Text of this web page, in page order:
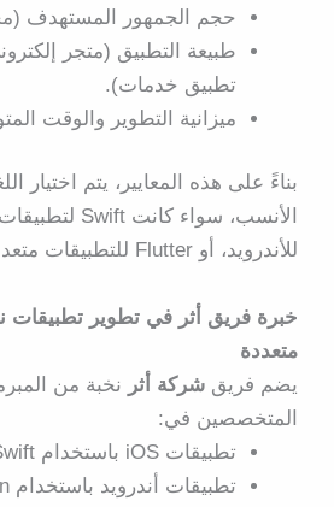
حجم الجمهور المستهدف
طبيعة التطبيق (متجر
تطبيق خدمات).
ميزانية التطوير والوقت
بناءً على هذه المعايير، يتم اختيار
للأندرويد، أو Flutter للتطبيقات متعددة المنصات.
خبرة فريق أثر في تطوير تطبيقات
متعددة
يضم فريق شركة أثر نخبة من
المتخصصين في:
تطبيقات iOS باستخدام Swift وObjective-C
تطبيقات أندرويد باستخدام Kotlin وJava